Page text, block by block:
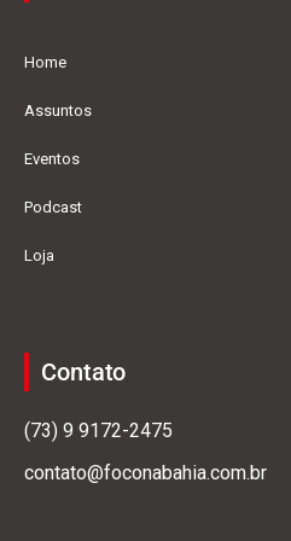
Home
Assuntos
Eventos
Podcast
Loja
Contato
(73) 9 9172-2475
contato@foconabahia.com.br